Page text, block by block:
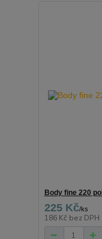
Body fine 220
225 Kč/ks
186 Kč bez DPH